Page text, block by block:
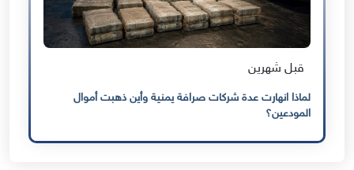
قبل شهرين
لماذا انهارت عدة شركات صرافة يمنية وأين ذهبت أموال
المودعين؟